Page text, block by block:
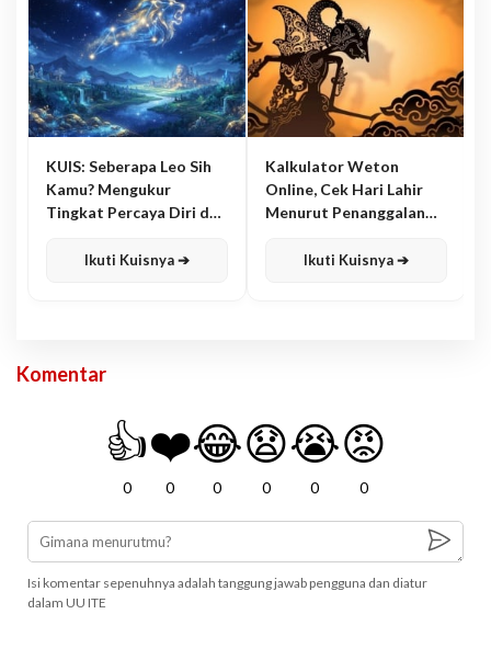
KUIS: Seberapa Leo Sih
Kamu? Mengukur
Tingkat Percaya Diri dan
Ikuti Kuisnya ➔
Kalkulator Weton
Online, Cek Hari Lahir
Menurut Penanggalan
Ikuti Kuisnya ➔
Komentar
👍
0
❤️
0
😂
0
😧
0
😭
0
😡
0
Isi komentar sepenuhnya adalah tanggung jawab pengguna dan diatur
dalam UU ITE